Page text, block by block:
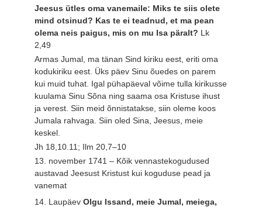
Jeesus ütles oma vanemaile: Miks te siis olete
mind otsinud? Kas te ei teadnud, et ma pean
olema neis paigus, mis on mu Isa päralt? Lk
2,49
Armas Jumal, ma tänan Sind kiriku eest, eriti oma
kodukiriku eest. Üks päev Sinu õuedes on parem
kui muid tuhat. Igal pühapäeval võime tulla kirikusse
kuulama Sinu Sõna ning saama osa Kristuse ihust
ja verest. Siin meid õnnistatakse, siin oleme koos
Jumala rahvaga. Siin oled Sina, Jeesus, meie
keskel.
Jh 18,10.11; Ilm 20,7–10
13. november 1741 – Kõik vennastekogudused
austavad Jeesust Kristust kui koguduse pead ja
vanemat
14. LaupäevOlgu Issand, meie Jumal, meiega,